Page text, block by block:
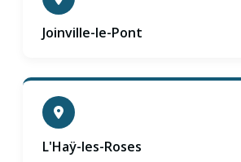
Joinville-le-Pont
L'Haÿ-les-Roses